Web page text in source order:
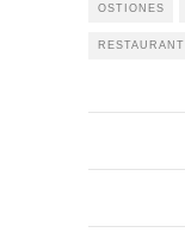
OSTIONES
RESTAURANT